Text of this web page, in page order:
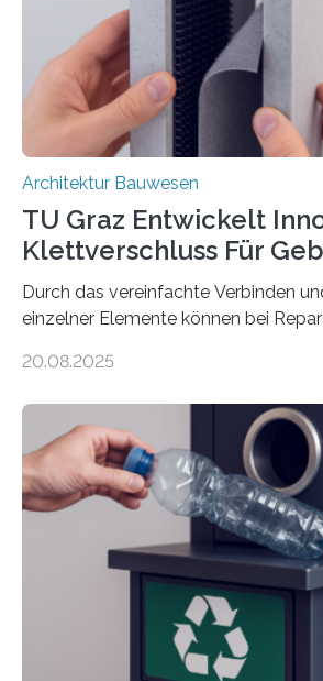
Bewehrung besteht – meist aus
Basaltfasern. Anders als
dem Stahlstäbe zur…
Architektur Bauwesen
TU Graz Entwickelt
Klettverschluss Für
Durch das vereinfachte Verbinden
einzelner Elemente können bei
Material und Bauschutt eingespart
Projekt ReCon gemeinsam mit
ein Klett-Verbindungssystem für
Damit lassen sich unterschiedliche
resilient verbinden und bei Bedarf
trennen. Der Fokus lag auf der
Bauteilen mit unterschiedlicher
irreversible Verbindungen den
erschweren. Hierzu untersuchten die
unterschiedliche Zugänge. Einerseits
20.08.2025